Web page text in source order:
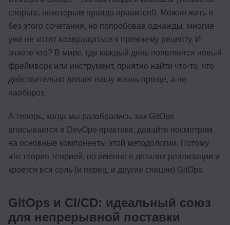
спорьте, некоторым правда нравится!). Можно жить и
без этого сочетания, но попробовав однажды, многие
уже не хотят возвращаться к прежнему рецепту. И
знаете что? В мире, где каждый день появляется новый
фреймворк или инструмент, приятно найти что-то, что
действительно делает нашу жизнь проще, а не
наоборот.
А теперь, когда мы разобрались, как GitOps
вписывается в DevOps-практики, давайте посмотрим
на основные компоненты этой методологии. Потому
что теория теорией, но именно в деталях реализации и
кроется вся соль (и перец, и другие специи) GitOps.
GitOps и CI/CD: идеальный союз
для непрерывной поставки